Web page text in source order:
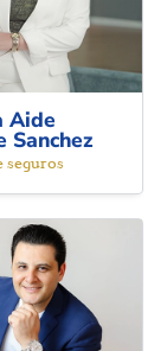
Aide
Sanchez
seguros